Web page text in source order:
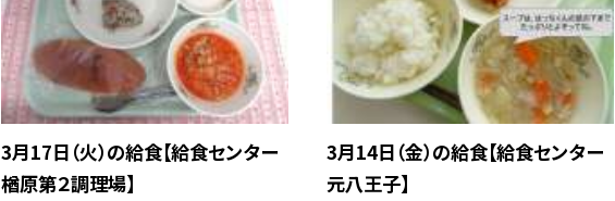
3月17日（火）の給食【給食センター
楢原第２調理場】
3月14日（金）の給食【給食センター
元八王子】